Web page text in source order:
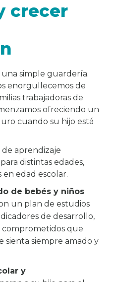
crecer
simple guardería.
enorgullecemos de
trabajadoras de
ofreciendo un
cuando su hijo está
aprendizaje
distintas edades,
en edad escolar.
de bebés y niños
un plan de estudios
de desarrollo,
comprometidos que
sienta siempre amado y
y